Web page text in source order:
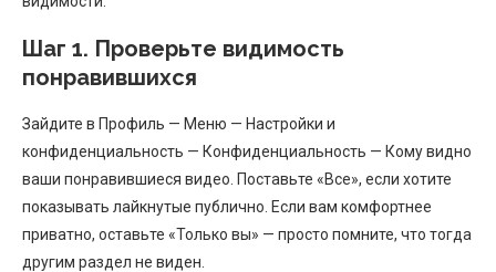
Шаг 1. Проверьте видимость
понравившихся
Зайдите в Профиль — Меню — Настройки и
конфиденциальность — Конфиденциальность — Кому видно
ваши понравившиеся видео. Поставьте «Все», если хотите
показывать лайкнутые публично. Если вам комфортнее
приватно, оставьте «Только вы» — просто помните, что тогда
другим раздел не виден.